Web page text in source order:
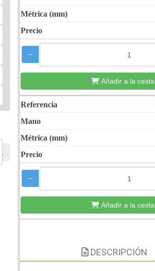
−
Añadir a la cesta
−
Añadir a la cesta
DESCRIPCIÓN